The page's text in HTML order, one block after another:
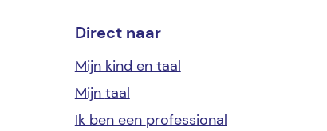
Direct naar
Mijn kind en taal
Mijn taal
Ik ben een professional